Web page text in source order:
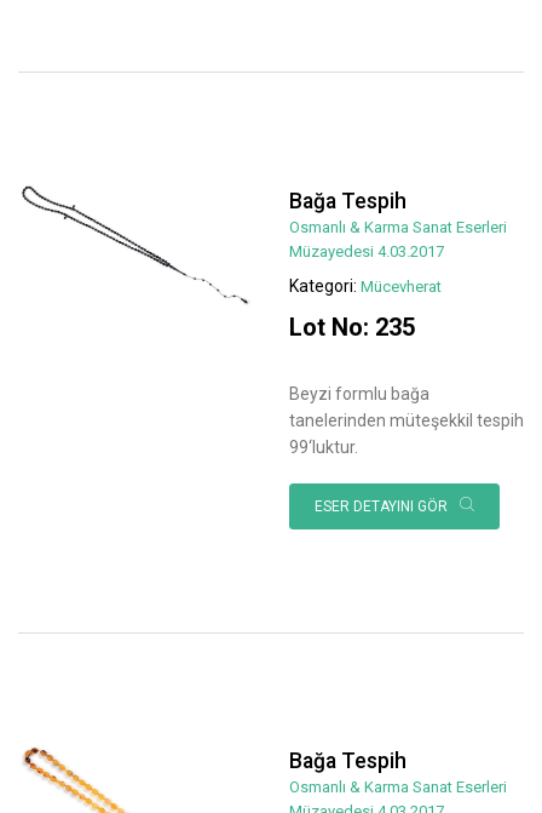
Bağa Tespih
Osmanlı & Karma Sanat Eserleri
Müzayedesi 4.03.2017
Kategori: Mücevherat
Lot No: 235
Beyzi formlu bağa
tanelerinden müteşekkil tespih
99‘luktur.
ESER DETAYINI GÖR
Bağa Tespih
Osmanlı & Karma Sanat Eserleri